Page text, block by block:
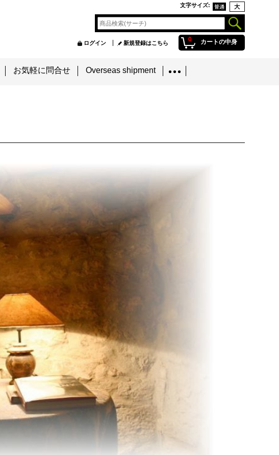
文字サイズ:
0 カートの中身
ログイン 新規登録はこちら
お気軽に問合せ Overseas shipment